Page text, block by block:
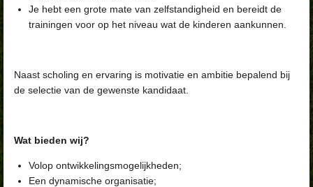
Je hebt een grote mate van zelfstandigheid en bereidt de
trainingen voor op het niveau wat de kinderen aankunnen.
Naast scholing en ervaring is motivatie en ambitie bepalend bij
de selectie van de gewenste kandidaat.
Wat bieden wij?
Volop ontwikkelingsmogelijkheden;
Een dynamische organisatie;